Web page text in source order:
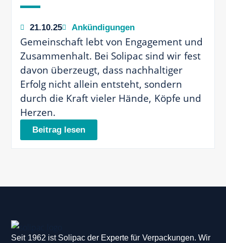
21.10.25 Ankündigungen
Gemeinschaft lebt von Engagement und
Zusammenhalt. Bei Solipac sind wir fest
davon überzeugt, dass nachhaltiger
Erfolg nicht allein entsteht, sondern
durch die Kraft vieler Hände, Köpfe und
Herzen.
Beitrag lesen
Seit 1962 ist Solipac der Experte für Verpackungen. Wir